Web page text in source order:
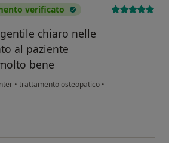
verificato
chiaro nelle
al paziente
bene
• trattamento osteopatico •
S. C.